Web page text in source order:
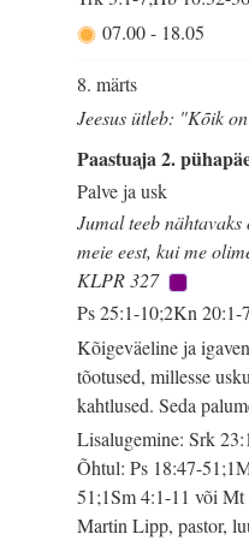
07.00- 18.05
8. märts
Jeesus ütleb: "Kõik
Paastuaja 2.
Palve ja usk
Jumal teeb
meie eest, kui me
KLPR 327
Ps 25:1-10;2Kn
Kõigeväeline ja
tõotused, millesse
kahtlused. Seda
Lisalugemine: Srk
Õhtul: Ps 18:47-
51;1Sm 4:1-11 või
Martin Lipp, pastor,